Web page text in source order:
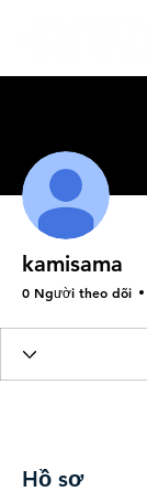
kamisama
0 Người theo dõi
Hồ sơ